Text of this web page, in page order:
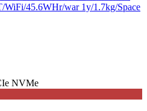
WiFi/45.6WHr/war 1y/1.7kg/Space
NVMe